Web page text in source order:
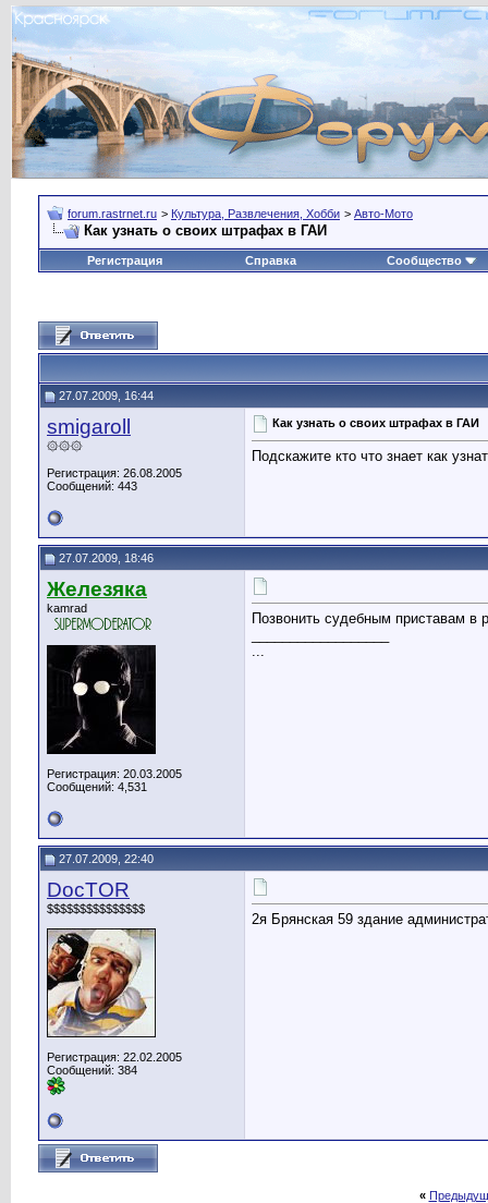
forum.rastrnet.ru > Культура, Развлечения, Хобби > Авто-Мото
Как узнать о своих штрафах в ГАИ
Регистрация Справка Сообщество
27.07.2009, 16:44
smigaroll
۞۞۞
Регистрация: 26.08.2005
Сообщений: 443
Как узнать о своих штрафах в ГАИ
Подскажите кто что знает как
27.07.2009, 18:46
Железяка
kamrad
Регистрация: 20.03.2005
Сообщений: 4,531
Позвонить судебным приставам в
...
27.07.2009, 22:40
DocTOR
$$$$$$$$$$$$$$$
Регистрация: 22.02.2005
Сообщений: 384
2я Брянская 59 здание
«